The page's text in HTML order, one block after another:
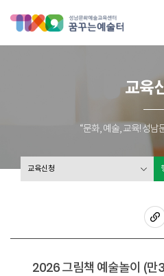
교육
“문화, 예술, 교육! 성
교육신청
2026 그림책 예술놀이 (만